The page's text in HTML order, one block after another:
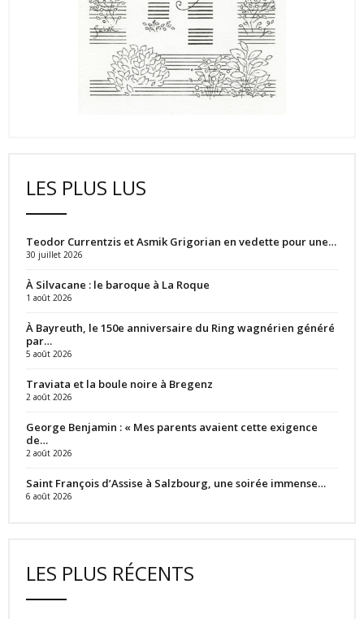
LES PLUS LUS
Teodor Currentzis et Asmik Grigorian en vedette pour une…
30 juillet 2026
À Silvacane : le baroque à La Roque
1 août 2026
À Bayreuth, le 150e anniversaire du Ring wagnérien généré
par…
5 août 2026
Traviata et la boule noire à Bregenz
2 août 2026
George Benjamin : « Mes parents avaient cette exigence
de…
2 août 2026
Saint François d’Assise à Salzbourg, une soirée immense…
6 août 2026
LES PLUS RÉCENTS